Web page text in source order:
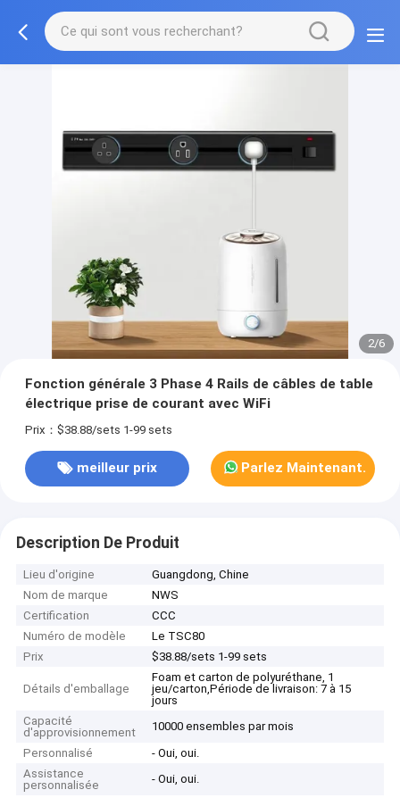
3/6
Fonction générale 3 Phase 4 Rails de câbles de table
électrique prise de courant avec WiFi
Prix：$38.88/sets 1-99 sets
meilleur prix Parlez Maintenant.
Description De Produit
Lieu d'origine
Guangdong, Chine
Nom de marque
NWS
Certification
CCC
Numéro de modèle
Le TSC80
Prix
$38.88/sets 1-99 sets
Détails d'emballage
Foam et carton de polyuréthane, 1
jeu/carton,Période de livraison: 7 à 15
jours
Capacité
d'approvisionnement
10000 ensembles par mois
Personnalisé
- Oui, oui.
Assistance
personnalisée
- Oui, oui.